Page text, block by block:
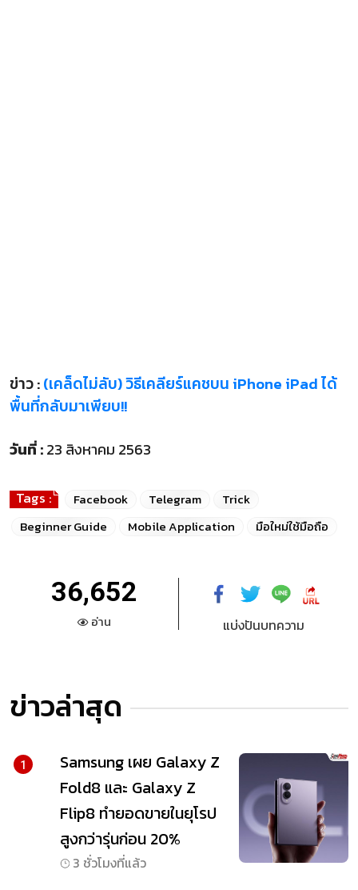
ข่าว :(เคล็ดไม่ลับ) วิธีเคลียร์แคชบน iPhone iPad ได้
พื้นที่กลับมาเพียบ!!
วันที่ :23 สิงหาคม 2563
Tags : Facebook Telegram
Trick
Beginner Guide
Mobile Application มือใหม่ใช้มือถือ
36,652
อ่าน แบ่งปันบทความ
ข่าวล่าสุด
1
Samsung เผย Galaxy Z
Fold8 และ Galaxy Z
Flip8 ทำยอดขายในยุโรป
สูงกว่ารุ่นก่อน 20%
3 ชั่วโมงที่แล้ว